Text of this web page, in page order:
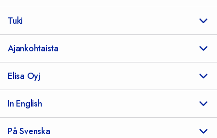
Tuki
Ajankohtaista
Elisa Oyj
In English
På Svenska